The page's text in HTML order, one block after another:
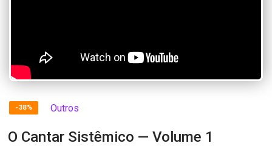
-38% Outros
O Cantar Sistêmico — Volume 1